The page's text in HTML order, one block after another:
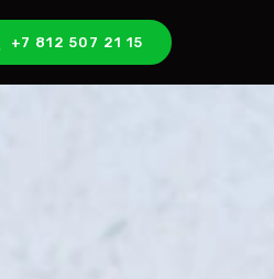
+7 812 507 21 15